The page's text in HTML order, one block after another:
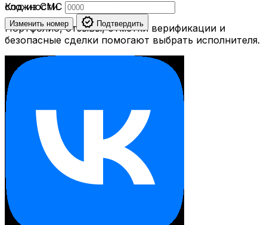
Код из СМС
Изменить номер verified Подтвердить
сложности.
Портфолио, отзывы, отметки верификации и
безопасные сделки помогают выбрать исполнителя.